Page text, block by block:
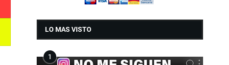
LO MAS VISTO